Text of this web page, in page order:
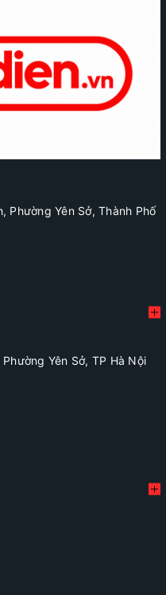
Phường Yên Sở, Thành Phố
Yên Sở, TP Hà Nội